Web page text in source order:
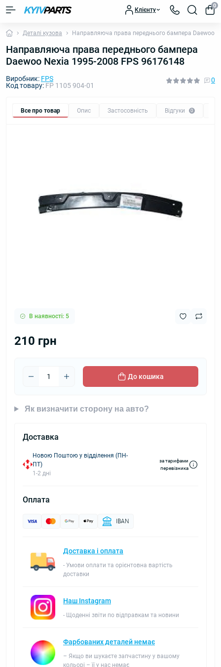
Клієнту
0
Деталі кузова Направляюча права переднього бампера Daewoo
Направляюча права переднього бампера
Daewoo Nexia 1995-2008 FPS 96176148
Виробник: FPS
Код товару: FP 1105 904-01
0
Все про товар Опис Застосовність Відгуки 0
В наявності: 5
210 грн
До кошика
Як визначити сторону на авто?
Доставка
Новою Поштою у відділення (ПН-
ПТ)
1-2 дні
за тарифами
перевізника
Оплата
IBAN
Доставка і оплата
- Умови оплати та орієнтовна вартість
доставки
Наш Instagram
- Щоденні звіти по відправкам та новини
Фарбованих деталей немає
– Якщо ви шукаєте запчастину у вашому
кольорі – її у нас немає